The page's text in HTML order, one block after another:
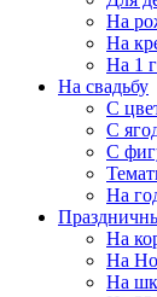
На
На
На 1
На свадьбу
С
С
С
На
На
На
На